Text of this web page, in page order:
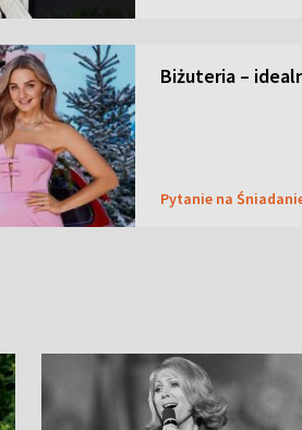
Biżuteria –
Pytanie na